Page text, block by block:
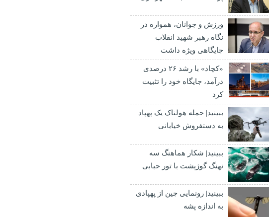
ورزش و جوانان، همواره در
نگاه رهبر شهید انقلاب
جایگاهی ویژه داشت
«کچاد» با رشد ۲۶ درصدی
درآمد، جایگاه خود را تثبیت
کرد
ببینید| حمله هولناک یک پهپاد
به دستفروش خیابانی
ببینید| شکار هماهنگ سه
نهنگ گوژپشت با تور حبابی
ببینید| رونمایی چین از پهپادی
به اندازه پشه